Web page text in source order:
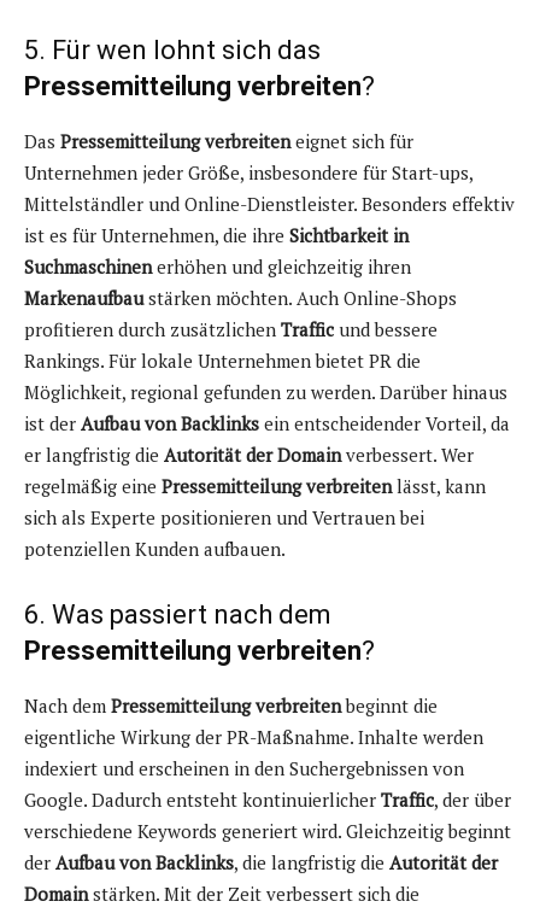
5. Für wen lohnt sich das
Pressemitteilung verbreiten?
Das Pressemitteilung verbreiten eignet sich für
Unternehmen jeder Größe, insbesondere für Start-ups,
Mittelständler und Online-Dienstleister. Besonders effektiv
ist es für Unternehmen, die ihre Sichtbarkeit in
Suchmaschinen erhöhen und gleichzeitig ihren
Markenaufbaustärken möchten. Auch Online-Shops
profitieren durch zusätzlichen Traffic und bessere
Rankings. Für lokale Unternehmen bietet PR die
Möglichkeit, regional gefunden zu werden. Darüber hinaus
ist der Aufbau von Backlinks ein entscheidender Vorteil, da
er langfristig die Autorität der Domain verbessert. Wer
regelmäßig eine Pressemitteilung verbreiten lässt, kann
sich als Experte positionieren und Vertrauen bei
potenziellen Kunden aufbauen.
6. Was passiert nach dem
Pressemitteilung verbreiten?
Nach dem Pressemitteilung verbreitenbeginnt die
eigentliche Wirkung der PR-Maßnahme. Inhalte werden
indexiert und erscheinen in den Suchergebnissen von
Google. Dadurch entsteht kontinuierlicher Traffic, der über
verschiedene Keywords generiert wird. Gleichzeitig beginnt
der Aufbau von Backlinks, die langfristig die Autorität der
Domain stärken. Mit der Zeit verbessert sich die